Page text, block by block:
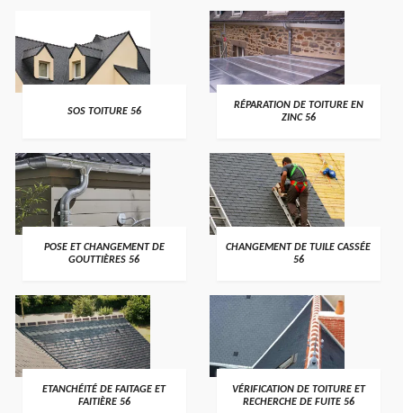
>
SOS TOITURE 56 >
RÉPARATION DE TOITURE EN
ZINC 56
>
POSE ET CHANGEMENT DE
GOUTTIÈRES 56
>
CHANGEMENT DE TUILE CASSÉE
56
>
ETANCHÉITÉ DE FAITAGE ET
FAITIÈRE 56
>
VÉRIFICATION DE TOITURE ET
RECHERCHE DE FUITE 56